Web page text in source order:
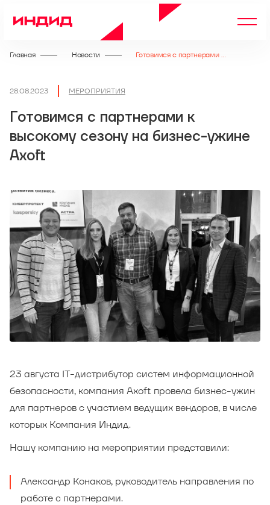
Главная Новости Готовимся с партнерами к высокому сезону на бизнес-ужине Axoft
28.08.2023 МЕРОПРИЯТИЯ
Готовимся с партнерами к
высокому сезону на бизнес-ужине
Axoft
23 августа IT-дистрибутор систем информационной
безопасности, компания Axoft провела бизнес-ужин
для партнеров с участием ведущих вендоров, в числе
которых Компания Индид.
Нашу компанию на мероприятии представили:
Александр Конаков, руководитель направления по
работе с партнерами.